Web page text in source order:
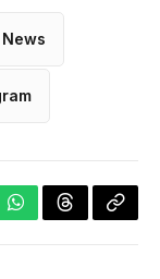
WhatsApp
Threads